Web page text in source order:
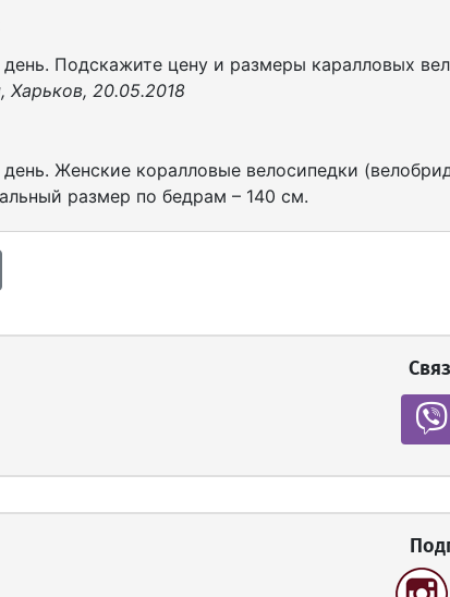
Подскажите цену и размеры каралловых
Харьков, 20.05.2018
Женские коралловые велосипедки
размер по бедрам – 140 см.